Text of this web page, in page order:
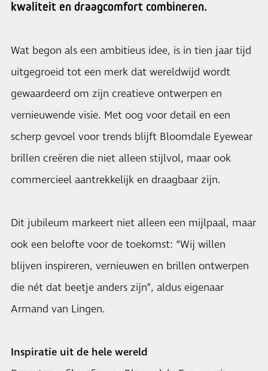
kwaliteit en draagcomfort combineren.
Wat begon als een ambitieus idee, is in tien jaar tijd
uitgegroeid tot een merk dat wereldwijd wordt
gewaardeerd om zijn creatieve ontwerpen en
vernieuwende visie. Met oog voor detail en een
scherp gevoel voor trends blijft Bloomdale Eyewear
brillen creëren die niet alleen stijlvol, maar ook
commercieel aantrekkelijk en draagbaar zijn.
Dit jubileum markeert niet alleen een mijlpaal, maar
ook een belofte voor de toekomst: “Wij willen
blijven inspireren, vernieuwen en brillen ontwerpen
die nét dat beetje anders zijn”, aldus eigenaar
Armand van Lingen.
Inspiratie uit de hele wereld